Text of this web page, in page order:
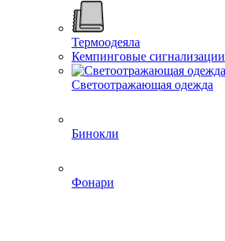
Термоодеяла
Кемпинговые сигнализации
Светоотражающая одежда
Бинокли
Фонари